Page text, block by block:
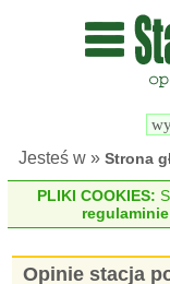
Jesteś w » Strona
PLIKI COOKIES:
regulaminie
Opinie stacja